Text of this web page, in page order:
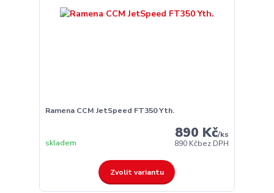
Ramena CCM JetSpeed FT350 Yth.
890 Kč/ks
890 Kčbez DPH
skladem
Zvolit variantu